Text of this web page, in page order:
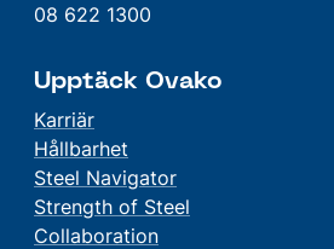
08 622 1300
Upptäck Ovako
Karriär
Hållbarhet
Steel Navigator
Strength of Steel
Collaboration